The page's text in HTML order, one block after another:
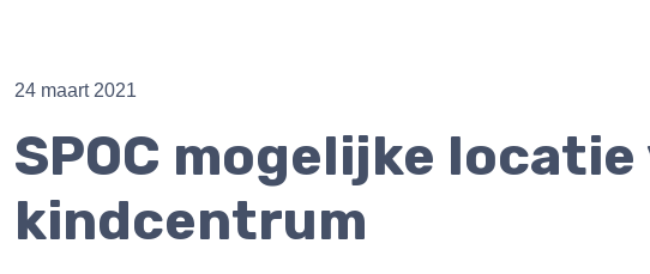
24 maart 2021
SPOC mogelijke
kindcentrum